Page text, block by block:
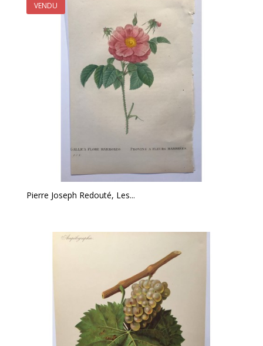
Pierre Joseph Redouté, Les...
VENDU